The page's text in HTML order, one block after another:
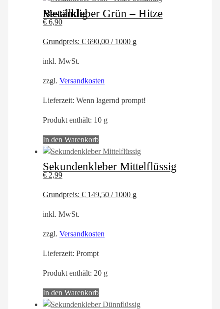
Metallkleber Grün – Hitze Beständig
€6,90
Grundpreis: € 690,00 / 1000 g
inkl. MwSt.
zzgl. Versandkosten
Lieferzeit: Wenn lagernd prompt!
Produkt enthält: 10 g
In den Warenkorb
Sekundenkleber Mittelflüssig
€2,99
Grundpreis: € 149,50 / 1000 g
inkl. MwSt.
zzgl. Versandkosten
Lieferzeit: Prompt
Produkt enthält: 20 g
In den Warenkorb